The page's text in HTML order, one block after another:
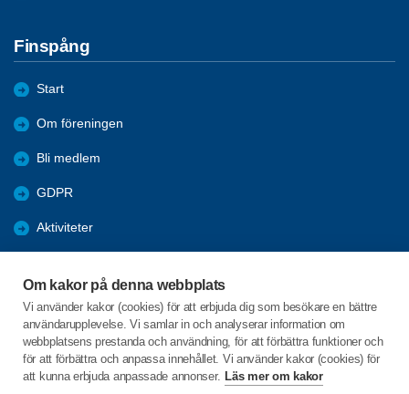
Om kakor på denna webbplats
Vi använder kakor (cookies) för att erbjuda dig som besökare en bättre
användarupplevelse. Vi samlar in och analyserar information om
webbplatsens prestanda och användning, för att förbättra funktioner och
för att förbättra och anpassa innehållet. Vi använder kakor (cookies) för
att kunna erbjuda anpassade annonser. Läs mer om kakor
Finspång
Start
Om föreningen
Bli medlem
GDPR
Aktiviteter
Bildgalleri
Nyheter
C/o:Britt Gustafsson